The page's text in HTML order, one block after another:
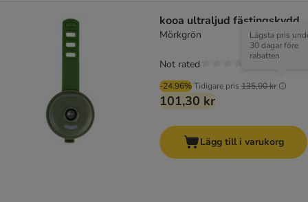
kooa ultraljud fästingskydd
Mörkgrön
-24.96%Tidigare pris 135,00 kr
Lägsta pris
30 dagar före
rabatten
101,30 kr
Not rated
Lägg till i varukorg